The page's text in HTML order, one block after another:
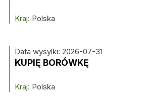
Kraj: Polska
Data wysylki: 2026-07-31
KUPIĘ BORÓWKĘ
Kraj: Polska